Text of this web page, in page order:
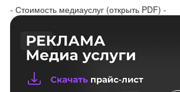
- Стоимость медиауслуг (открыть PDF) -